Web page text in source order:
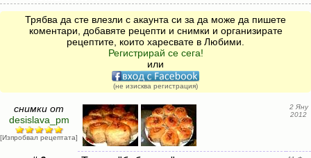
Трябва да сте влезли с акаунта си за да може да пишете
коментари, добавяте рецепти и снимки и организирате
рецептите, които харесвате в Любими.
Регистрирай се сега!
или
(не изисква регистрация)
снимки от
desislava_pm
[Изпробвал рецептата]
2 Яну
2012